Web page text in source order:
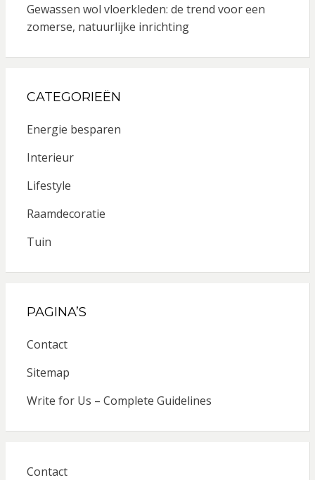
Gewassen wol vloerkleden: de trend voor een
zomerse, natuurlijke inrichting
CATEGORIEËN
Energie besparen
Interieur
Lifestyle
Raamdecoratie
Tuin
PAGINA’S
Contact
Sitemap
Write for Us – Complete Guidelines
Contact